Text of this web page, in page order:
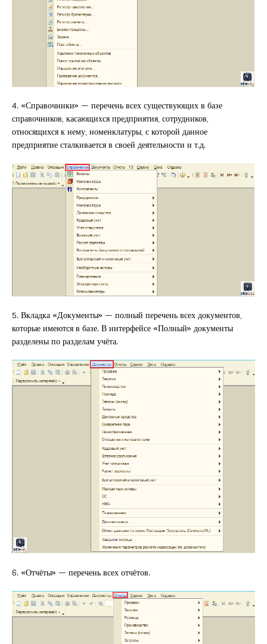
4. «Справочники» — перечень всех существующих в базе
справочников, касающихся предприятия, сотрудников,
относящихся к нему, номенклатуры, с которой данное
предприятие сталкивается в своей деятельности и т.д.
5. Вкладка «Документы» — полный перечень всех документов,
которые имеются в базе. В интерфейсе «Полный» документы
разделены по разделам учёта.
6. «Отчёты» — перечень всех отчётов.